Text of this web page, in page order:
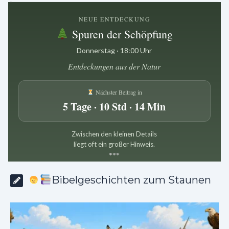
NEUE ENTDECKUNG
Spuren der Schöpfung
Donnerstag · 18:00 Uhr
Entdeckungen aus der Natur
Nächster Beitrag in
5 Tage · 10 Std · 14 Min
Zwischen den kleinen Details
liegt oft ein großer Hinweis.
***
Bibelgeschichten zum Staunen